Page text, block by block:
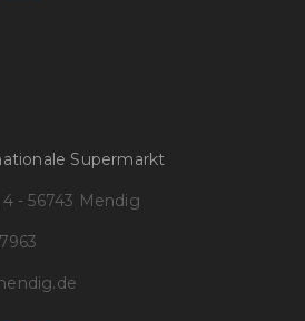
Supermarkt
- 56743 Mendig